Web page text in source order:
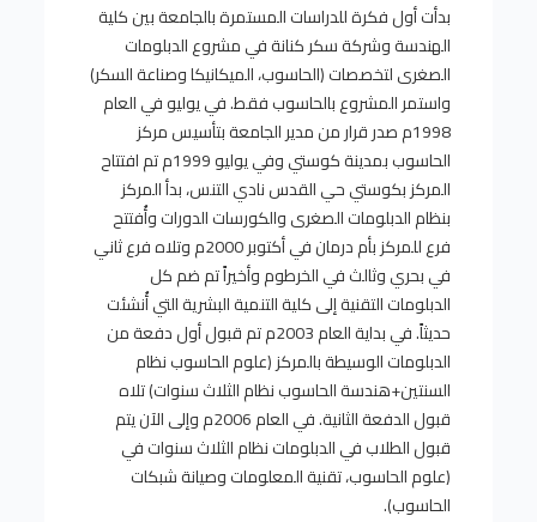
بدأت أول فكرة للدراسات المستمرة بالجامعة بين كلية
الهندسة وشركة سكر كنانة في مشروع الدبلومات
الصغرى لتخصصات (الحاسوب، الميكانيكا وصناعة السكر)
واستمر المشروع بالحاسوب فقط. في يوليو في العام
1998م صدر قرار من مدير الجامعة بتأسيس مركز
الحاسوب بمدينة كوستي وفي يوليو 1999م تم افتتاح
المركز بكوستي حي القدس نادي التنس، بدأ المركز
بنظام الدبلومات الصغرى والكورسات الدورات وأُفتتح
فرع للمركز بأم درمان في أكتوبر 2000م وتلاه فرع ثاني
في بحري وثالث في الخرطوم وأخيراً تم ضم كل
الدبلومات التقنية إلى كلية التنمية البشرية التي أُنشئت
حديثاً. في بداية العام 2003م تم قبول أول دفعة من
الدبلومات الوسيطة بالمركز (علوم الحاسوب نظام
السنتين+هندسة الحاسوب نظام الثلاث سنوات) تلاه
قبول الدفعة الثانية. في العام 2006م وإلى الآن يتم
قبول الطلاب في الدبلومات نظام الثلاث سنوات في
(علوم الحاسوب، تقنية المعلومات وصيانة شبكات
الحاسوب).